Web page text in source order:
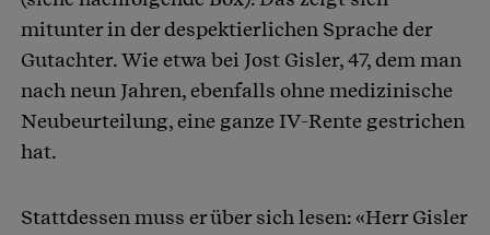
mitunter in der despektierlichen Sprache der
Gutachter. Wie etwa bei Jost Gisler, 47, dem man
nach neun Jahren, ebenfalls ohne medizinische
Neubeurteilung, eine ganze IV-Rente gestrichen
hat.
Stattdessen muss er über sich lesen: «Herr Gisler